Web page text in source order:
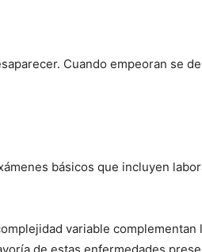
Cuando empeoran se
básicos que incluyen
variable complementan
de estas enfermedades